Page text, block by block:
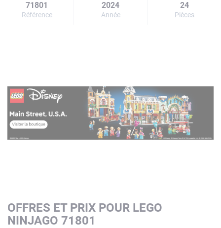
71801
Référence
2024
Année
24
Pièces
OFFRES ET PRIX POUR LEGO
NINJAGO 71801